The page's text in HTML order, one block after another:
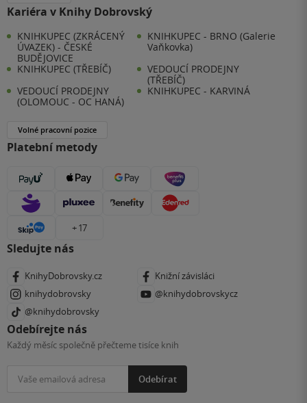
Kariéra v Knihy Dobrovský
KNIHKUPEC (ZKRÁCENÝ
ÚVAZEK) - ČESKÉ
BUDĚJOVICE
KNIHKUPEC - BRNO (Galerie
Vaňkovka)
KNIHKUPEC (TŘEBÍČ)
VEDOUCÍ PRODEJNY
(TŘEBÍČ)
VEDOUCÍ PRODEJNY
(OLOMOUC - OC HANÁ)
KNIHKUPEC - KARVINÁ
Volné pracovní pozice
Platební metody
+ 17
Sledujte nás
KnihyDobrovsky.cz
Knižní závisláci
knihydobrovsky
@knihydobrovskycz
@knihydobrovsky
Odebírejte nás
Každý měsíc společně přečteme tisíce knih
Odebírat